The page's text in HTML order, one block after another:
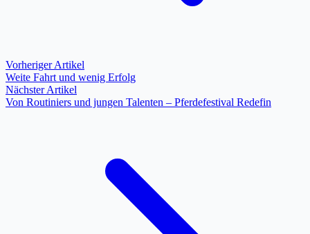
Vorheriger Artikel
Weite Fahrt und wenig Erfolg
Nächster Artikel
Von Routiniers und jungen Talenten – Pferdefestival Redefin